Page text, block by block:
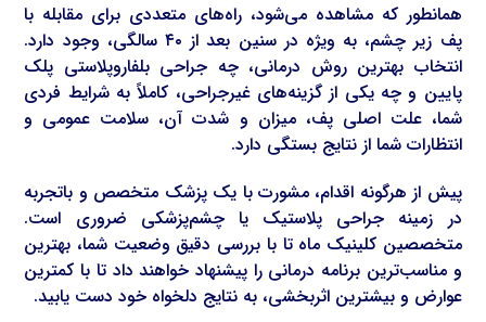
همانطور که مشاهده می‌شود، راه‌های متعددی برای مقابله با
پف زیر چشم، به ویژه در سنین بعد از ۴۰ سالگی، وجود دارد.
انتخاب بهترین روش درمانی، چه جراحی بلفاروپلاستی پلک
پایین و چه یکی از گزینه‌های غیرجراحی، کاملاً به شرایط فردی
شما، علت اصلی پف، میزان و شدت آن، سلامت عمومی و
انتظارات شما از نتایج بستگی دارد.
پیش از هرگونه اقدام، مشورت با یک پزشک متخصص و باتجربه
در زمینه جراحی پلاستیک یا چشم‌پزشکی ضروری است.
متخصصین کلینیک ماه تا با بررسی دقیق وضعیت شما، بهترین
و مناسب‌ترین برنامه درمانی را پیشنهاد خواهند داد تا با کمترین
عوارض و بیشترین اثربخشی، به نتایج دلخواه خود دست یابید.